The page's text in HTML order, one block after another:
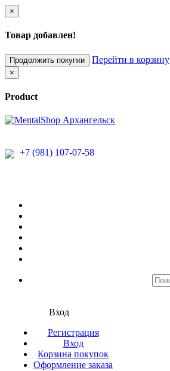
×
Товар добавлен!
Продолжить покупки Перейти в корзину
×
Product
+7 (981) 107-07-58
Вход
Регистрация
Вход
Корзина покупок
Оформление заказа